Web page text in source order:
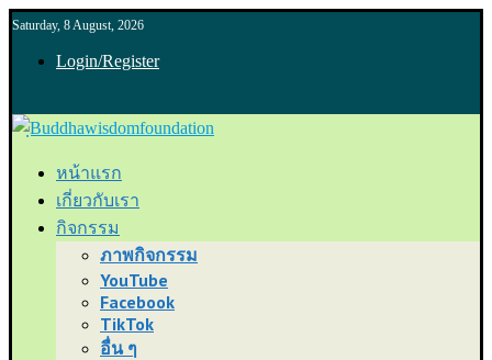
Saturday, 8 August, 2026
Login/Register
หน้าแรก
เกี่ยวกับเรา
กิจกรรม
ภาพกิจกรรม
YouTube
Facebook
TikTok
อื่น ๆ